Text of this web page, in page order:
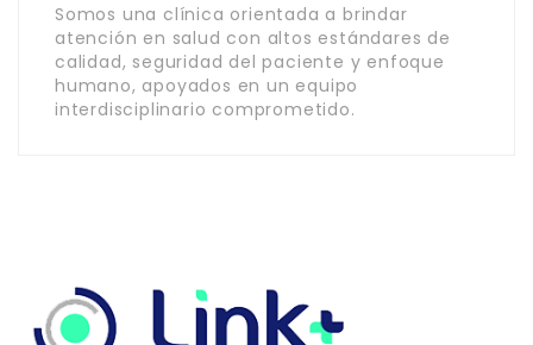
Somos una clínica orientada a brindar
atención en salud con altos estándares de
calidad, seguridad del paciente y enfoque
humano, apoyados en un equipo
interdisciplinario comprometido.